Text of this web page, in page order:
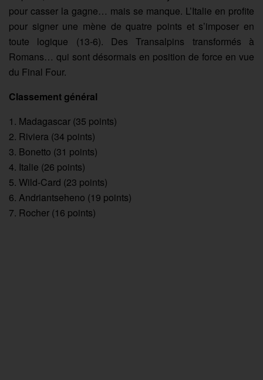
pour casser la gagne… mais se manque. L’Italie en profite
pour signer une mène de quatre points et s’imposer en
toute logique (13-6). Des Transalpins transformés à
Romans… qui sont désormais en position de force en vue
du Final Four.
Classement général
1. Madagascar (35 points)
2. Riviera (34 points)
3. Bonetto (31 points)
4. Italie (26 points)
5. Wild-Card (23 points)
6. Andriantseheno (19 points)
7. Rocher (16 points)